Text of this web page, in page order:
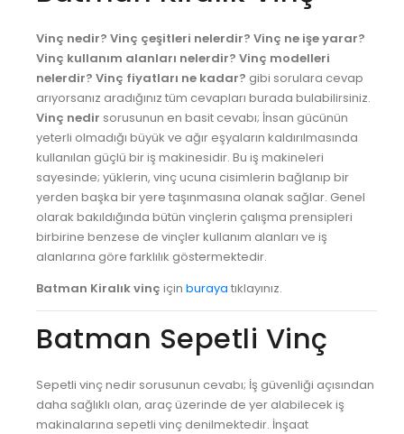
ANTALYA VİNÇ
ARDAHAN VİNÇ
ARTVİN VİNÇ
AYDIN VİNÇ
BALIKESİR VİNÇ
BARTIN VİNÇ
BATMAN VİNÇ
BAYBURT VİNÇ
BİTLİS VİNÇ
BOLU VİNÇ
Vinç nedir? Vinç çeşitleri nelerdir? Vinç ne işe yarar?
Vinç kullanım alanları nelerdir? Vinç modelleri
nelerdir? Vinç fiyatları ne kadar? gibi sorulara cevap
arıyorsanız aradığınız tüm cevapları burada bulabilirsiniz.
Vinç nedir sorusunun en basit cevabı; İnsan gücünün
yeterli olmadığı büyük ve ağır eşyaların kaldırılmasında
kullanılan güçlü bir iş makinesidir. Bu iş makineleri
sayesinde; yüklerin, vinç ucuna cisimlerin bağlanıp bir
yerden başka bir yere taşınmasına olanak sağlar. Genel
olarak bakıldığında bütün vinçlerin çalışma prensipleri
birbirine benzese de vinçler kullanım alanları ve iş
alanlarına göre farklılık göstermektedir.
Batman Kiralık vinç için buraya tıklayınız.
Batman Sepetli Vinç
Sepetli vinç nedir sorusunun cevabı; İş güvenliği açısından
daha sağlıklı olan, araç üzerinde de yer alabilecek iş
makinalarına sepetli vinç denilmektedir. İnşaat